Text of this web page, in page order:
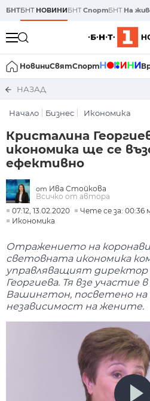
БНТБНТ НОВИНИБНТСпортБНТ На
НовиниСвятСпорт
НАЗАД
Начало Бизнес Икономика
Кристалина
икономика ще се
ефективно
от Ива Стойкова
Всичко от автора
07:12, 13.02.2020
Чете се за: 00:36
Икономика
Отражението на
световната икономика
управляващият
Георгиева. Тя взе участие
Вашингтон, посветено на
независимост на жените.